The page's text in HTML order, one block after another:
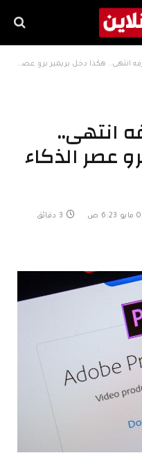
هكذا دخل بريمير برو عصر الذكاء الاصطناعي
انتهى..
عصر الذكاء
3 دقائق